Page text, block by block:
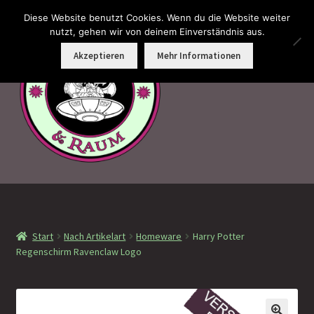
Zur
Navigation
Zum
Faramotos Sammelmünzen – Das Belohnungssystem für
MagicCon Münzen – Geschenke
Start Nach Artikelart Homeware
Harry Potter
Regenschirm Ravenclaw Logo
Diese Website benutzt Cookies. Wenn du die Website weiter
nutzt, gehen wir von deinem Einverständnis aus.
Akzeptieren Mehr Informationen